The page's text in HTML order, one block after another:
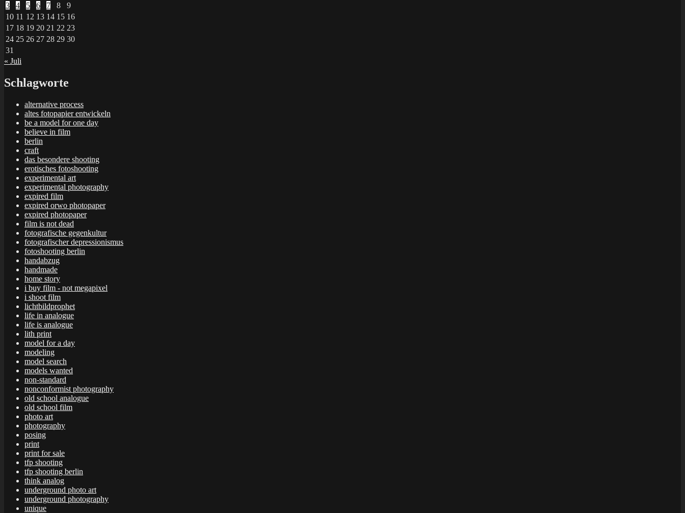
3
4 5 6 7 8
9
10 11 12 13 14 15 16
17 18 19 20 21 22 23
24 25 26 27 28 29 30
31
« Juli
Schlagworte
alternative process
altes fotopapier entwickeln
be a model for one day
believe in film
berlin
craft
das besondere shooting
erotisches fotoshooting
experimental art
experimental photography
expired film
expired orwo photopaper
expired photopaper
film is not dead
fotografische gegenkultur
fotografischer depressionismus
fotoshooting berlin
handabzug
handmade
home story
i buy film - not megapixel
i shoot film
lichtbildprophet
life in analogue
life is analogue
lith print
model for a day
modeling
model search
models wanted
non-standard
nonconformist photography
old school analogue
old school film
photo art
photography
posing
print
print for sale
tfp shooting
tfp shooting berlin
think analog
underground photo art
underground photography
unique